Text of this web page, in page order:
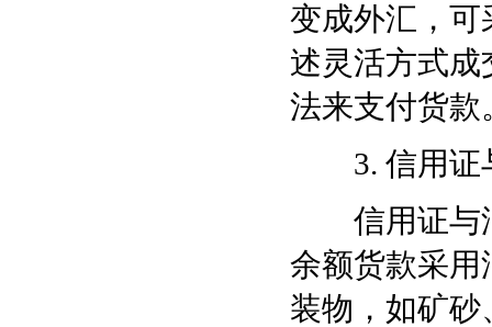
变成外汇 ，
述灵活方式
法来支付货款
3. 信用证
信用证与汇
余额货款采用
装物，如矿